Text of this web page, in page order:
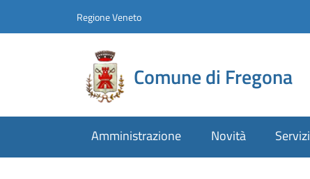
Regione Veneto
Comune di Fregona
Amministrazione Novità Servizi